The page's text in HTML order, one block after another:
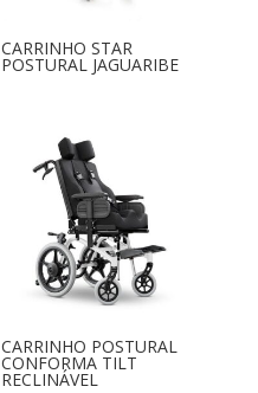
CARRINHO STAR
POSTURAL JAGUARIBE
CARRINHO POSTURAL
CONFORMA TILT
RECLINÁVEL